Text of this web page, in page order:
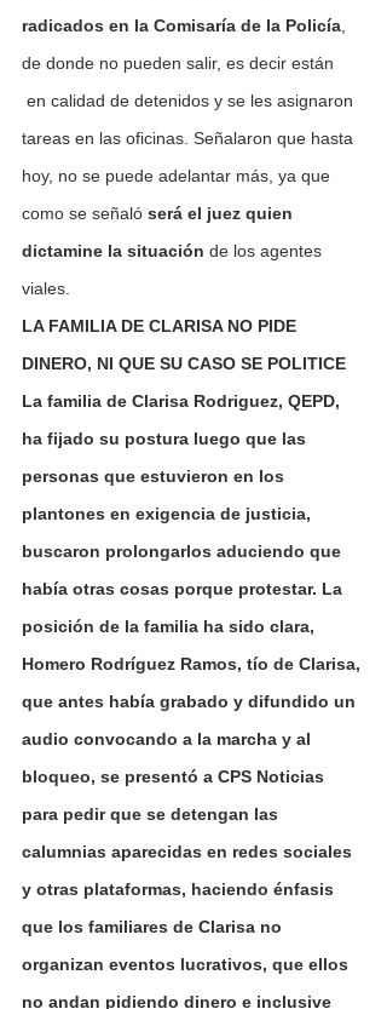
radicados en la Comisaría de la Policía,
de donde no pueden salir, es decir están
en calidad de detenidos y se les asignaron
tareas en las oficinas. Señalaron que hasta
hoy, no se puede adelantar más, ya que
como se señaló será el juez quien
dictamine la situación de los agentes
viales.
LA FAMILIA DE CLARISA NO PIDE
DINERO, NI QUE SU CASO SE POLITICE
La familia de Clarisa Rodriguez, QEPD,
ha fijado su postura luego que las
personas que estuvieron en los
plantones en exigencia de justicia,
buscaron prolongarlos aduciendo que
había otras cosas porque protestar. La
posición de la familia ha sido clara,
Homero Rodríguez Ramos, tío de Clarisa,
que antes había grabado y difundido un
audio convocando a la marcha y al
bloqueo, se presentó a CPS Noticias
para pedir que se detengan las
calumnias aparecidas en redes sociales
y otras plataformas, haciendo énfasis
que los familiares de Clarisa no
organizan eventos lucrativos, que ellos
no andan pidiendo dinero e inclusive